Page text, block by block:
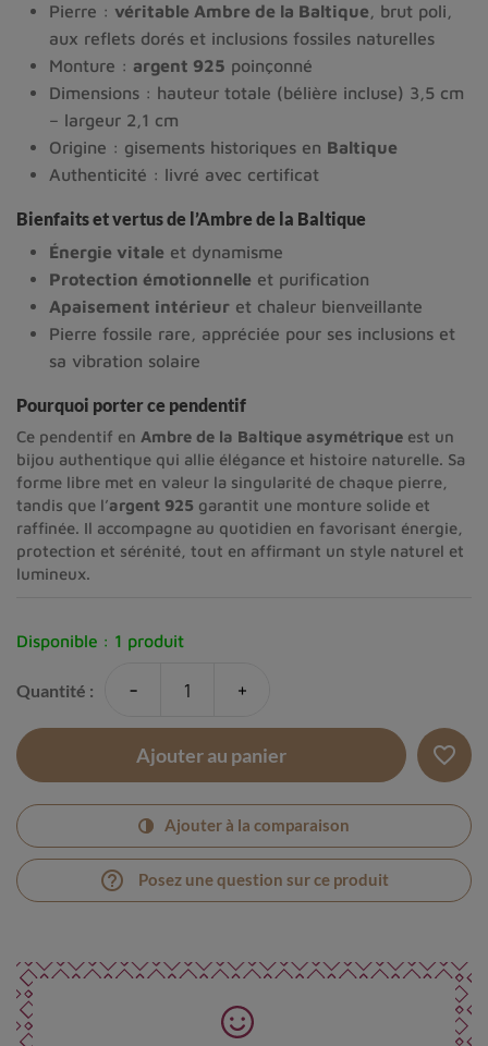
Pierre : véritable Ambre de la Baltique , brut poli,
aux reflets dorés et inclusions fossiles naturelles
Monture : argent 925 poinçonné
Dimensions : hauteur totale (bélière incluse) 3,5 cm
– largeur 2,1 cm
Origine : gisements historiques en Baltique
Authenticité : livré avec certificat
Bienfaits et vertus de l’Ambre de la Baltique
Énergie vitale et dynamisme
Protection émotionnelle et purification
Apaisement intérieur et chaleur bienveillante
Pierre fossile rare, appréciée pour ses inclusions et
sa vibration solaire
Pourquoi porter ce pendentif
Ce pendentif en Ambre de la Baltique asymétrique est un
bijou authentique qui allie élégance et histoire naturelle. Sa
forme libre met en valeur la singularité de chaque pierre,
tandis que l’argent 925 garantit une monture solide et
raffinée. Il accompagne au quotidien en favorisant énergie,
protection et sérénité, tout en affirmant un style naturel et
lumineux.
Disponible : 1 produit
Quantité : - +
Ajouter au panier favorite_border
Ajouter à la comparaison
help_outline Posez une question sur ce produit